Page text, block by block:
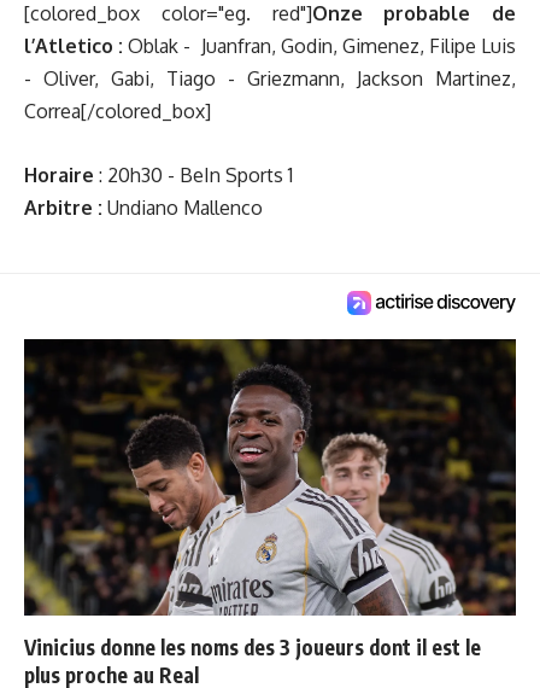
[colored_box color="eg. red"]Onze probable de
l’Atletico : Oblak - Juanfran, Godin, Gimenez, Filipe Luis
- Oliver, Gabi, Tiago - Griezmann, Jackson Martinez,
Correa[/colored_box]
Horaire : 20h30 - BeIn Sports 1
Arbitre : Undiano Mallenco
Vinicius donne les noms des 3 joueurs dont il est le
plus proche au Real